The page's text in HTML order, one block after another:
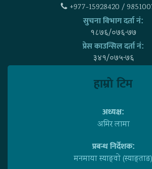
+977-15928420 /
सुचना विभाग दर्ता नं:
१८७६/०७६-७७
प्रेस काउन्सिल दर्ता नं:
३४१/०७५-७६
हाम्राे टिम
अध्यक्ष:
अमिर लामा
प्रबन्ध निर्देशक:
मनमाया स्याङ्वाे (स्याङ्ताङ)